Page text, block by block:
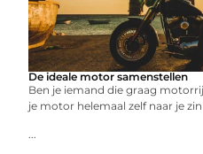
De ideale motor samenstellen
Ben je iemand die graag
je motor helemaal zelf naar je
...